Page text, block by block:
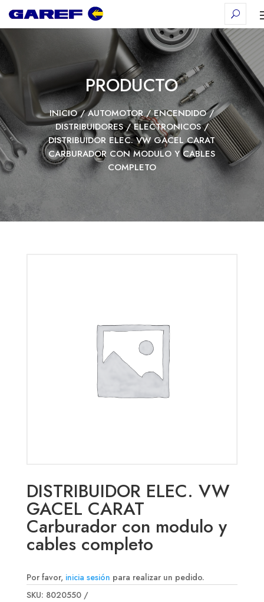
PRODUCTO
INICIO/AUTOMOTOR/ENCENDIDO/
DISTRIBUIDORES/ELECTRONICOS/
DISTRIBUIDOR ELEC. VW GACEL CARAT
CARBURADOR CON MODULO Y CABLES
COMPLETO
DISTRIBUIDOR ELEC. VW
GACEL CARAT
Carburador con modulo y
cables completo
Por favor, inicia sesión para realizar un pedido.
SKU: 8020550